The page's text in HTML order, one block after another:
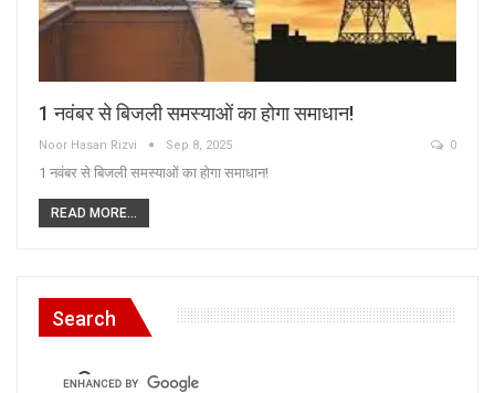
1 नवंबर से बिजली समस्याओं का होगा समाधान!
Noor Hasan Rizvi Sep 8, 2025 0
1 नवंबर से बिजली समस्याओं का होगा समाधान!
READ MORE...
Search